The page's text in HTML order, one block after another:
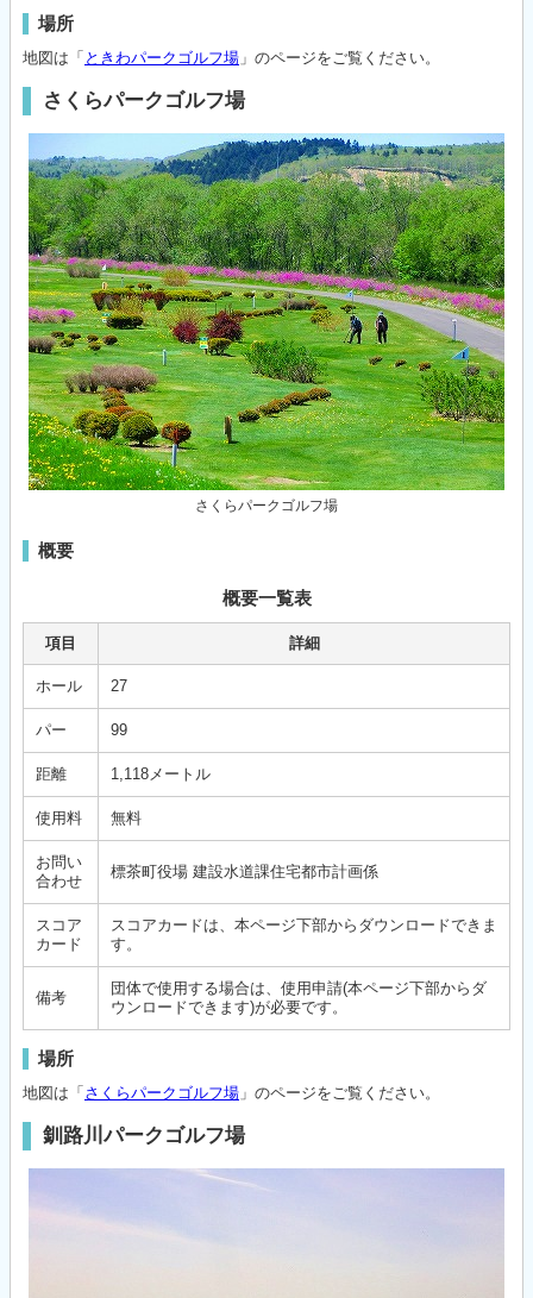
場所
地図は「 ときわパークゴルフ場 」のページをご覧ください。
さくらパークゴルフ場
さくらパークゴルフ場
概要
概要一覧表
項目 詳細
ホール 27
パー 99
距離 1,118メートル
使用料 無料
お問い
合わせ
標茶町役場 建設水道課住宅都市計画係
スコア
カード
スコアカードは、本ページ下部からダウンロードできま
す。
備考
団体で使用する場合は、使用申請(本ページ下部からダ
ウンロードできます)が必要です。
場所
地図は「 さくらパークゴルフ場 」のページをご覧ください。
釧路川パークゴルフ場